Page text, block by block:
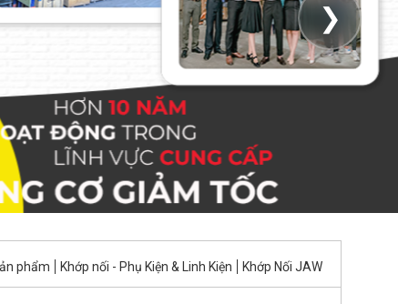
❯
phẩm Khớp nối - Phụ Kiện & Linh Kiện Khớp Nối JAW